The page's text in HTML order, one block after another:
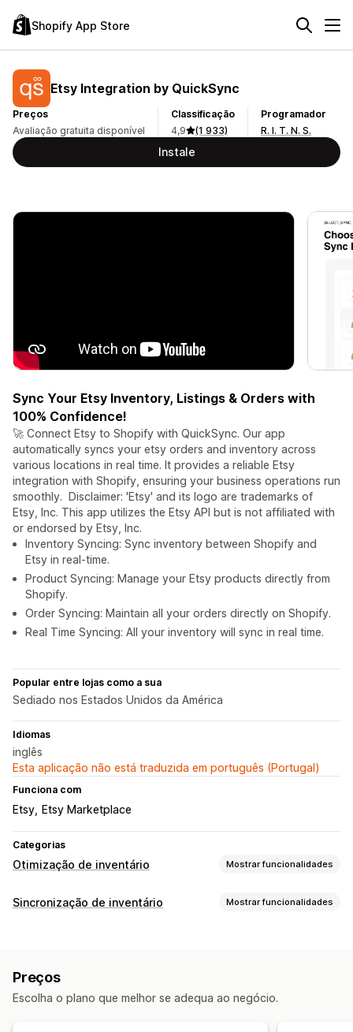
Shopify App Store
Etsy Integration by QuickSync
Preços
Avaliação gratuita disponível
Classificação
4,9
(1 933)
Programador
R. I. T. N. S.
Instale
Sync Your Etsy Inventory, Listings & Orders with
100% Confidence!
🚀 Connect Etsy to Shopify with QuickSync. Our app
automatically syncs your etsy orders and inventory across
various locations in real time. It provides a reliable Etsy
integration with Shopify, ensuring your business operations run
smoothly. Disclaimer: 'Etsy' and its logo are trademarks of
Etsy, Inc. This app utilizes the Etsy API but is not affiliated with
or endorsed by Etsy, Inc.
Inventory Syncing: Sync inventory between Shopify and
Etsy in real-time.
Product Syncing: Manage your Etsy products directly from
Shopify.
Order Syncing: Maintain all your orders directly on Shopify.
Real Time Syncing: All your inventory will sync in real time.
Popular entre lojas como a sua
Sediado nos Estados Unidos da América
Idiomas
inglês
Esta aplicação não está traduzida em português (Portugal)
Funciona com
Etsy Etsy Marketplace
Categorias
Otimização de inventário Mostrar funcionalidades
Gestão de inventário
Automatização do fluxo de trabalho
Sincronização de inventário Mostrar funcionalidades
SKUs Códigos de barras
Automático Manual Em lote
Em tempo real
Preços
Escolha o plano que melhor se adequa ao negócio.